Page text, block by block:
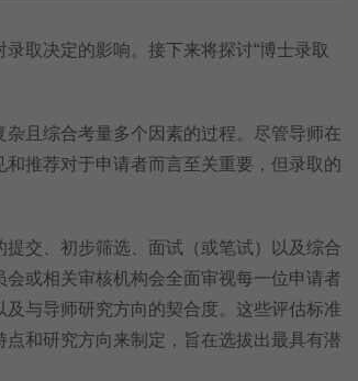
取决定的影响。接下来将探讨“博士录取
且综合考量多个因素的过程。尽管导师在
推荐对于申请者而言至关重要，但录取的
交、初步筛选、面试（或笔试）以及综合
或相关审核机构会全面审视每一位申请者
与导师研究方向的契合度。这些评估标准
和研究方向来制定，旨在选拔出最具有潜